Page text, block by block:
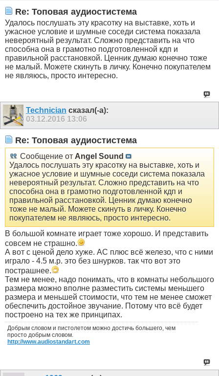
Re: Топовая аудиостистема
Удалось послушать эту красотку на выставке, хоть и
ужасное условие и шумные соседи система показала
невероятный результат. Сложно представить на что
способна она в грамотно подготовленной кдп и
правильной расстановкой. Ценник думаю конечно тоже
не малый. Можете скинуть в личку. Конечно покупателем
не являюсь, просто интересно.
Technician сказал(-а):
03.12.2016 13:06
Re: Топовая аудиостистема
Сообщение от Angel Sound
Удалось послушать эту красотку на выставке, хоть и
ужасное условие и шумные соседи система показала
невероятный результат. Сложно представить на что
способна она в грамотно подготовленной кдп и
правильной расстановкой. Ценник думаю конечно
тоже не малый. Можете скинуть в личку. Конечно
покупателем не являюсь, просто интересно.
В большой комнате играет тоже хорошо. И представить
совсем не страшно.
А вот с ценой дело хуже. АС плюс всё железо, что с ними
играло - 4.5 м.р. это без шнурков. так что вот это
пострашнее.
Тем не менее, надо понимать, что в комнаты небольшого
размера можно вполне разместить системы меньшего
размера и меньшей стоимости, что тем не менее сможет
обеспечить достойное звучание. Потому что всё будет
построено на тех же принципах.
Добрым словом и пистолетом можно достичь большего, чем
просто добрым словом.
http://www.audiostandart.com